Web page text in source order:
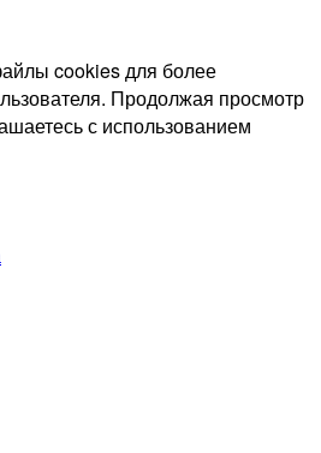
cookies для более
Продолжая просмотр
с использованием